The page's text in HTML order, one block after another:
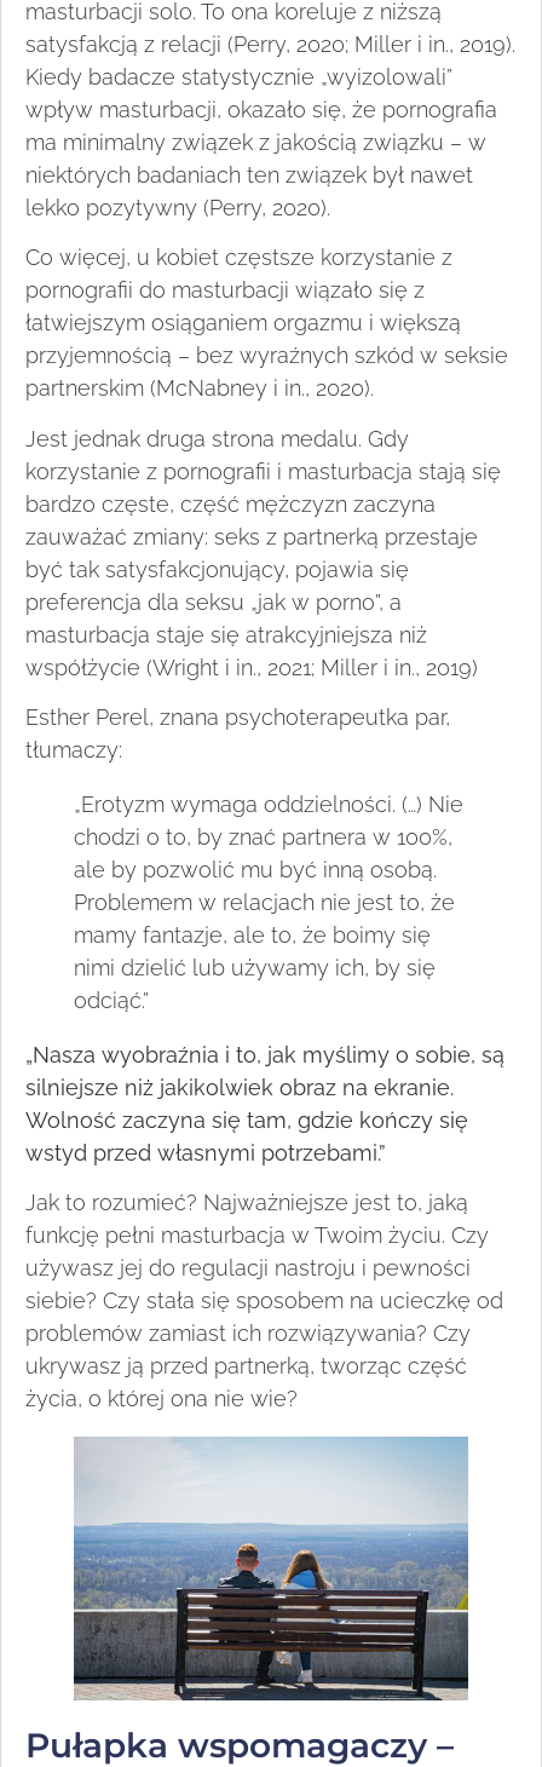
masturbacji solo. To ona koreluje z niższą
satysfakcją z relacji (Perry, 2020; Miller i in., 2019).
Kiedy badacze statystycznie „wyizolowali”
wpływ masturbacji, okazało się, że pornografia
ma minimalny związek z jakością związku – w
niektórych badaniach ten związek był nawet
lekko pozytywny (Perry, 2020).
Co więcej, u kobiet częstsze korzystanie z
pornografii do masturbacji wiązało się z
łatwiejszym osiąganiem orgazmu i większą
przyjemnością – bez wyraźnych szkód w seksie
partnerskim (McNabney i in., 2020).
Jest jednak druga strona medalu. Gdy
korzystanie z pornografii i masturbacja stają się
bardzo częste, część mężczyzn zaczyna
zauważać zmiany: seks z partnerką przestaje
być tak satysfakcjonujący, pojawia się
preferencja dla seksu „jak w porno”, a
masturbacja staje się atrakcyjniejsza niż
współżycie (Wright i in., 2021; Miller i in., 2019)
Esther Perel, znana psychoterapeutka par,
tłumaczy:
„Erotyzm wymaga oddzielności. (…) Nie
chodzi o to, by znać partnera w 100%,
ale by pozwolić mu być inną osobą.
Problemem w relacjach nie jest to, że
mamy fantazje, ale to, że boimy się
nimi dzielić lub używamy ich, by się
odciąć.”
„Nasza wyobraźnia i to, jak myślimy o sobie, są
silniejsze niż jakikolwiek obraz na ekranie.
Wolność zaczyna się tam, gdzie kończy się
wstyd przed własnymi potrzebami.”
Jak to rozumieć? Najważniejsze jest to, jaką
funkcję pełni masturbacja w Twoim życiu. Czy
używasz jej do regulacji nastroju i pewności
siebie? Czy stała się sposobem na ucieczkę od
problemów zamiast ich rozwiązywania? Czy
ukrywasz ją przed partnerką, tworząc część
życia, o której ona nie wie?
Pułapka wspomagaczy –